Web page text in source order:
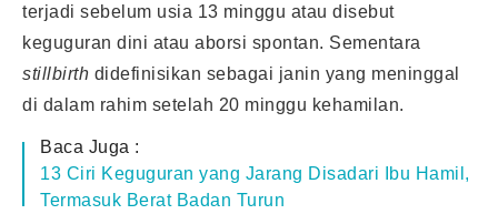
terjadi sebelum usia 13 minggu atau disebut
keguguran dini atau aborsi spontan. Sementara
stillbirth didefinisikan sebagai janin yang meninggal
di dalam rahim setelah 20 minggu kehamilan.
Baca Juga :
13 Ciri Keguguran yang Jarang Disadari Ibu Hamil,
Termasuk Berat Badan Turun